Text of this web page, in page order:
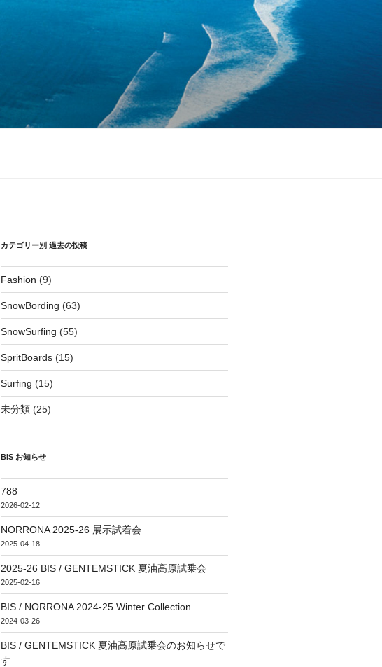
カテゴリー別 過去の投稿
Fashion (9)
SnowBording (63)
SnowSurfing (55)
SpritBoards(15)
Surfing (15)
未分類(25)
BIS お知らせ
788
2026-02-12
NORRONA 2025-26 展示試着会
2025-04-18
2025-26 BIS / GENTEMSTICK 夏油高原試乗会
2025-02-16
BIS / NORRONA 2024-25 Winter Collection
2024-03-26
BIS / GENTEMSTICK 夏油高原試乗会のお知らせで
す